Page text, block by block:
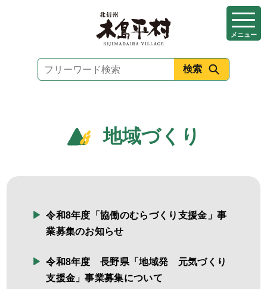
メニュー
地域づくり
令和8年度「協働のむらづくり支援金」事
業募集のお知らせ
令和8年度 長野県「地域発 元気づくり
支援金」事業募集について